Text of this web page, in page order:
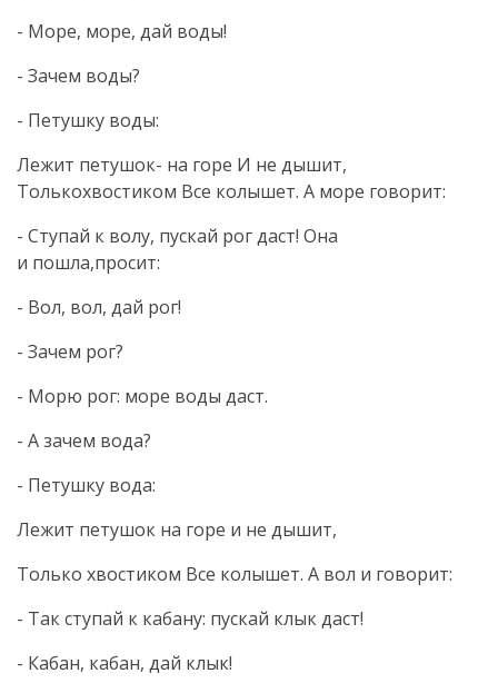
- Море, море, дай воды!
- Зачем воды?
- Петушку воды:
Лежит петушок- на горе И не дышит,
Толькохвостиком Все колышет. А море говорит:
- Ступай к волу, пускай рог даст! Она
и пошла,просит:
- Вол, вол, дай рог!
- Зачем рог?
- Морю рог: море воды даст.
- А зачем вода?
- Петушку вода:
Лежит петушок на горе и не дышит,
Только хвостиком Все колышет. А вол и говорит:
- Так ступай к кабану: пускай клык даст!
- Кабан, кабан, дай клык!